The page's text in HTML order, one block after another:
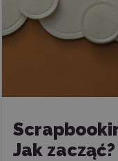
Jak zacząć?